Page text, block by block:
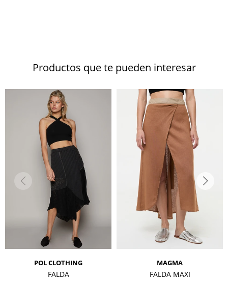
Productos que te pueden interesar
POL CLOTHING
FALDA
MAGMA
FALDA MAXI